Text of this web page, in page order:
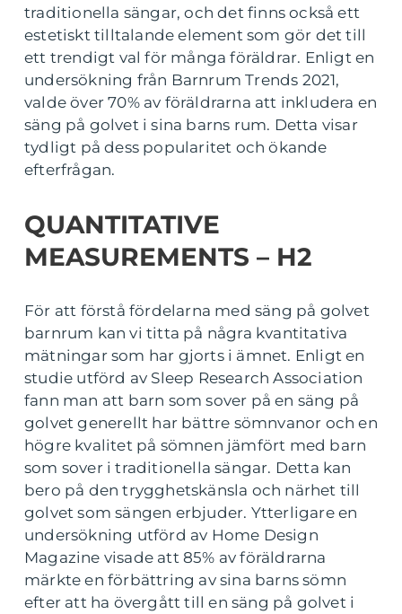
traditionella sängar, och det finns också ett
estetiskt tilltalande element som gör det till
ett trendigt val för många föräldrar. Enligt en
undersökning från Barnrum Trends 2021,
valde över 70% av föräldrarna att inkludera en
säng på golvet i sina barns rum. Detta visar
tydligt på dess popularitet och ökande
efterfrågan.
QUANTITATIVE
MEASUREMENTS – H2
För att förstå fördelarna med säng på golvet
barnrum kan vi titta på några kvantitativa
mätningar som har gjorts i ämnet. Enligt en
studie utförd av Sleep Research Association
fann man att barn som sover på en säng på
golvet generellt har bättre sömnvanor och en
högre kvalitet på sömnen jämfört med barn
som sover i traditionella sängar. Detta kan
bero på den trygghetskänsla och närhet till
golvet som sängen erbjuder. Ytterligare en
undersökning utförd av Home Design
Magazine visade att 85% av föräldrarna
märkte en förbättring av sina barns sömn
efter att ha övergått till en säng på golvet i